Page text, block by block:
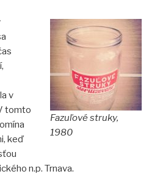
Fazuľové struky,
1980
v
tomto
keď
n.p. Trnava.